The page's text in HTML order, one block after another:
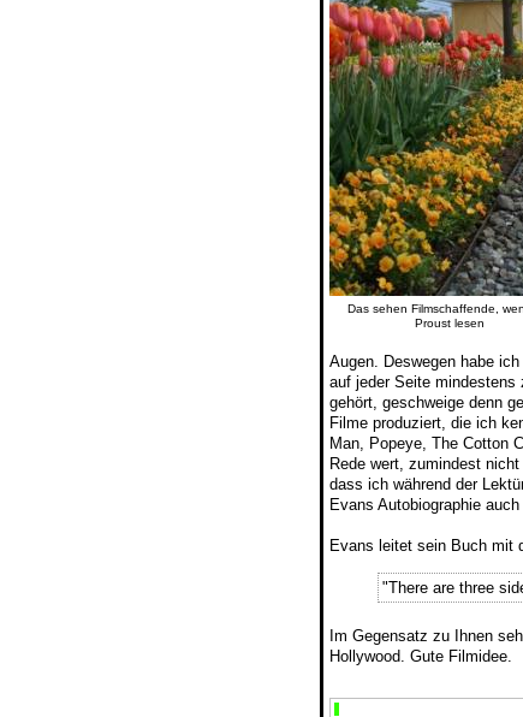
Das sehen Filmschaffende,
Proust lesen
Augen. Deswegen habe
auf jeder Seite mindestens
gehört, geschweige denn
Filme produziert, die ich
Man, Popeye, The Cotton
Rede wert, zumindest
dass ich während der
Evans Autobiographie
Evans leitet sein Buch mit
"There are three
Im Gegensatz zu Ihnen
Hollywood. Gute Filmidee.